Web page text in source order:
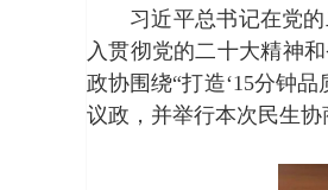
习近平总书记在党
入贯彻党的二十大精神
政协围绕“打造‘15分钟品
议政，并举行本次民生协